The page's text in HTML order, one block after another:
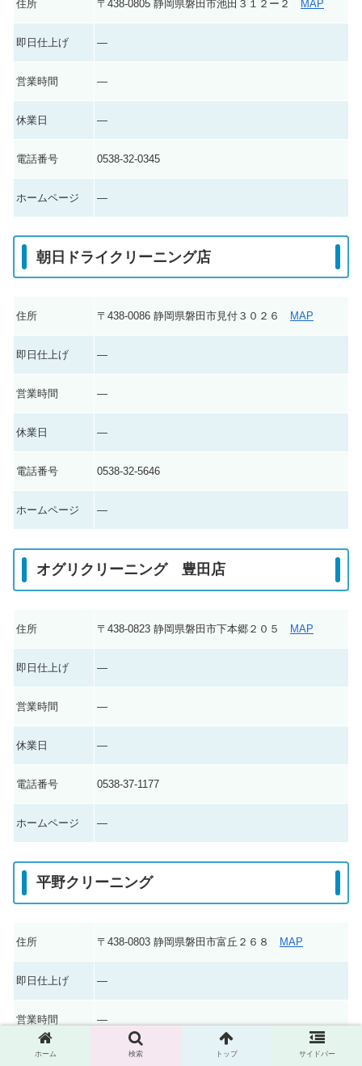
住所 〒438-0805 静岡県磐田市池田３１２ー２ MAP
即日仕上げ ―
営業時間 ―
休業日 ―
電話番号 0538-32-0345
ホームページ ―
朝日ドライクリーニング店
住所 〒438-0086 静岡県磐田市見付３０２６ MAP
即日仕上げ ―
営業時間 ―
休業日 ―
電話番号 0538-32-5646
ホームページ ―
オグリクリーニング 豊田店
住所 〒438-0823 静岡県磐田市下本郷２０５ MAP
即日仕上げ ―
営業時間 ―
休業日 ―
電話番号 0538-37-1177
ホームページ ―
平野クリーニング
住所 〒438-0803 静岡県磐田市富丘２６８ MAP
即日仕上げ ―
営業時間 ―
休業日ホーム 検索 トップ サイドバー